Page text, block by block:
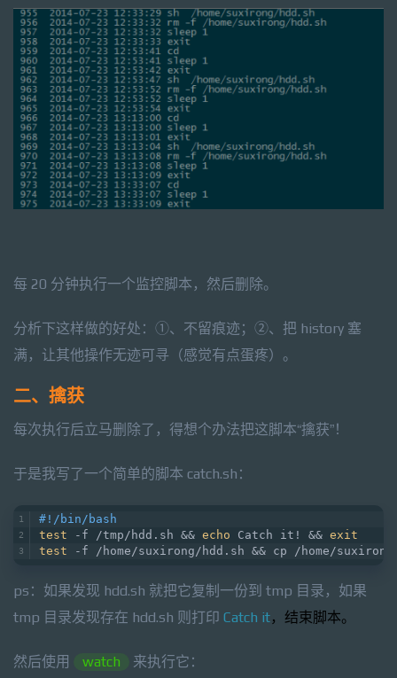
每 20 分钟执行一个监控脚本，然后删除。
分析下这样做的好处：①、不留痕迹；②、把 history 塞
满，让其他操作无迹可寻（感觉有点蛋疼）。
二、擒获
每次执行后立马删除了，得想个办法把这脚本“擒获”！
于是我写了一个简单的脚本 catch.sh：
#!/bin/bash
test -f /tmp/hdd.sh && echo Catch it! && exit
test -f /home/suxirong/hdd.sh && cp /home/
ps：如果发现 hdd.sh 就把它复制一份到 tmp 目录，如果
tmp 目录发现存在 hdd.sh 则打印 Catch it，结束脚本。
然后使用 watch 来执行它：